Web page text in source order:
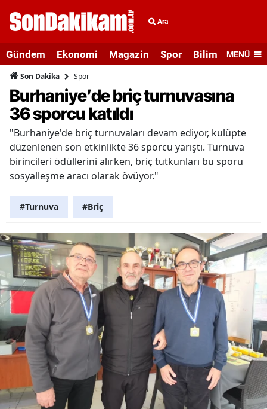
Ara
Gündem Ekonomi Magazin Spor Bilim veMENÜ
Son Dakika Spor
Burhaniye’de briç turnuvasına
36 sporcu katıldı
"Burhaniye'de briç turnuvaları devam ediyor, kulüpte
düzenlenen son etkinlikte 36 sporcu yarıştı. Turnuva
birincileri ödüllerini alırken, briç tutkunları bu sporu
sosyalleşme aracı olarak övüyor."
#Turnuva #Briç